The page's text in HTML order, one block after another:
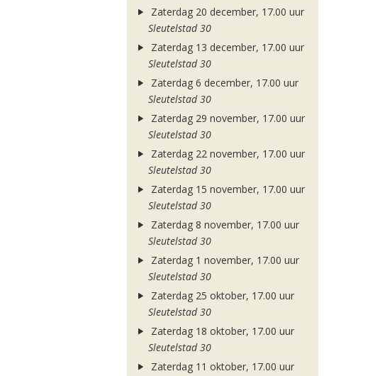
Zaterdag 20 december, 17.00 uur
Sleutelstad 30
Zaterdag 13 december, 17.00 uur
Sleutelstad 30
Zaterdag 6 december, 17.00 uur
Sleutelstad 30
Zaterdag 29 november, 17.00 uur
Sleutelstad 30
Zaterdag 22 november, 17.00 uur
Sleutelstad 30
Zaterdag 15 november, 17.00 uur
Sleutelstad 30
Zaterdag 8 november, 17.00 uur
Sleutelstad 30
Zaterdag 1 november, 17.00 uur
Sleutelstad 30
Zaterdag 25 oktober, 17.00 uur
Sleutelstad 30
Zaterdag 18 oktober, 17.00 uur
Sleutelstad 30
Zaterdag 11 oktober, 17.00 uur